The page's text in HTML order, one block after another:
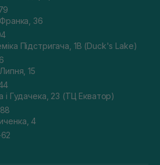
Франка, 36
Підстригача, 1В (Duck's Lake)
15
і Гудачека, 23 (ТЦ Екватор)
4